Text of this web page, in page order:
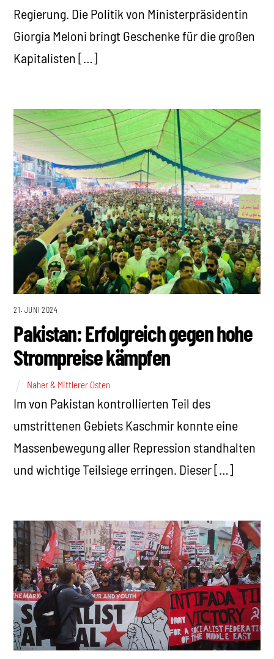
Regierung. Die Politik von Ministerpräsidentin
Giorgia Meloni bringt Geschenke für die großen
Kapitalisten […]
21. JUNI 2024
Pakistan: Erfolgreich gegen hohe
Strompreise kämpfen
Naher & Mittlerer Osten
Im von Pakistan kontrollierten Teil des
umstrittenen Gebiets Kaschmir konnte eine
Massenbewegung aller Repression standhalten
und wichtige Teilsiege erringen. Dieser […]